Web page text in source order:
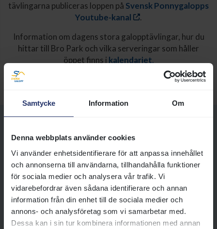
Samtycke Information Om
Denna webbplats använder cookies
Vi använder enhetsidentifierare för att anpassa innehållet
och annonserna till användarna, tillhandahålla funktioner
för sociala medier och analysera vår trafik. Vi
vidarebefordrar även sådana identifierare och annan
information från din enhet till de sociala medier och
annons- och analysföretag som vi samarbetar med.
Dessa kan i sin tur kombinera informationen med annan
tävlingarna publiceras loppen på Svensk Ponnygalopps
Youtube-kanal
.
Information om dagens stora galopptävlingar, hur du
hittar till Bro Park och vilka serveringar som håller
öppet finns i kalendariet.
Ponnygaloppens tävlingar och resultat
Här hittar du alla datum då vi
tävlar i ponnygalopp,
propositioner till lopp, sista
anmälningsdag, meddelande till
ryttare och tränare samt resultat
från tidigare tävlingar.